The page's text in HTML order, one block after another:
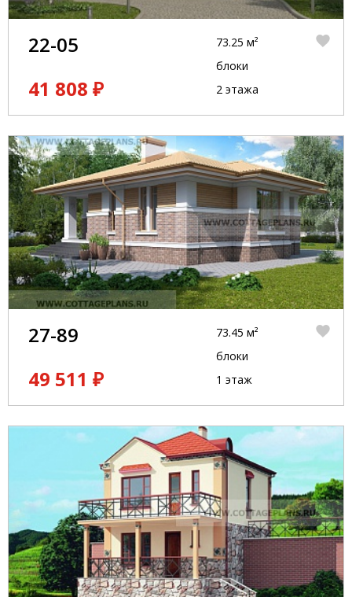
22-05
41 808 ₽
73.25 м²
блоки
2 этажа
27-89
49 511 ₽
73.45 м²
блоки
1 этаж